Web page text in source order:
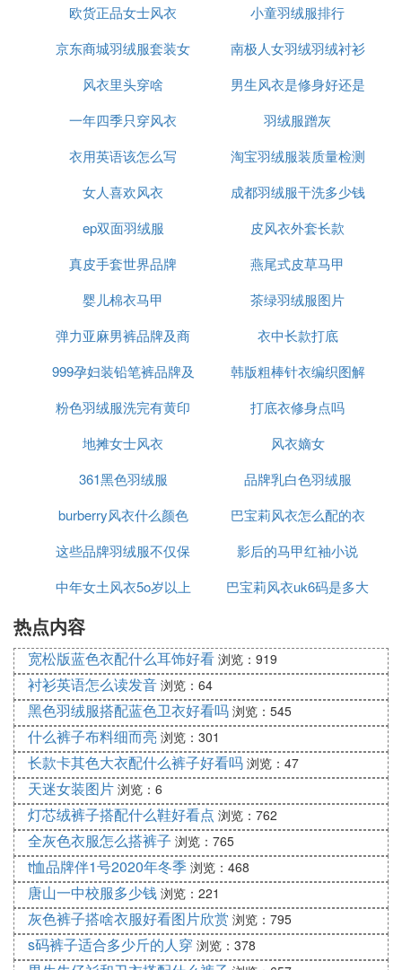
欧货正品女士风衣
小童羽绒服排行
京东商城羽绒服套装女
南极人女羽绒羽绒衬衫
风衣里头穿啥
男生风衣是修身好还是
大点好
一年四季只穿风衣
羽绒服蹭灰
衣用英语该怎么写
淘宝羽绒服装质量检测
女人喜欢风衣
成都羽绒服干洗多少钱
ep双面羽绒服
皮风衣外套长款
真皮手套世界品牌
燕尾式皮草马甲
婴儿棉衣马甲
茶绿羽绒服图片
弹力亚麻男裤品牌及商
品
衣中长款打底
999孕妇装铅笔裤品牌及
商品
韩版粗棒针衣编织图解
视频
粉色羽绒服洗完有黄印
打底衣修身点吗
地摊女士风衣
风衣嫡女
361黑色羽绒服
品牌乳白色羽绒服
burberry风衣什么颜色
巴宝莉风衣怎么配的衣
服
这些品牌羽绒服不仅保
暖
影后的马甲红袖小说
中年女土风衣5o岁以上
巴宝莉风衣uk6码是多大
热点内容
宽松版蓝色衣配什么耳饰好看 浏览：919
衬衫英语怎么读发音 浏览：64
黑色羽绒服搭配蓝色卫衣好看吗 浏览：545
什么裤子布料细而亮 浏览：301
长款卡其色大衣配什么裤子好看吗 浏览：47
天迷女装图片 浏览：6
灯芯绒裤子搭配什么鞋好看点 浏览：762
全灰色衣服怎么搭裤子 浏览：765
t恤品牌伴1号2020年冬季 浏览：468
唐山一中校服多少钱 浏览：221
灰色裤子搭啥衣服好看图片欣赏 浏览：795
s码裤子适合多少斤的人穿 浏览：378